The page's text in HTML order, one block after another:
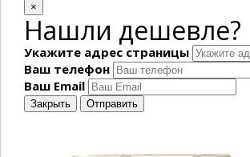
×
Нашли дешевле?
Укажите адрес страницы
Ваш телефон
Ваш Email
Закрыть Отправить